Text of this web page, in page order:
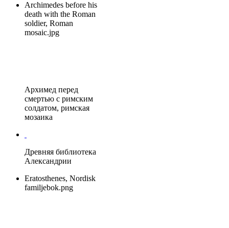
Archimedes before his
death with the Roman
soldier, Roman
mosaic.jpg
Архимед перед
смертью с римским
солдатом, римская
мозаика
Древняя библиотека
Александрии
Eratosthenes, Nordisk
familjebok.png